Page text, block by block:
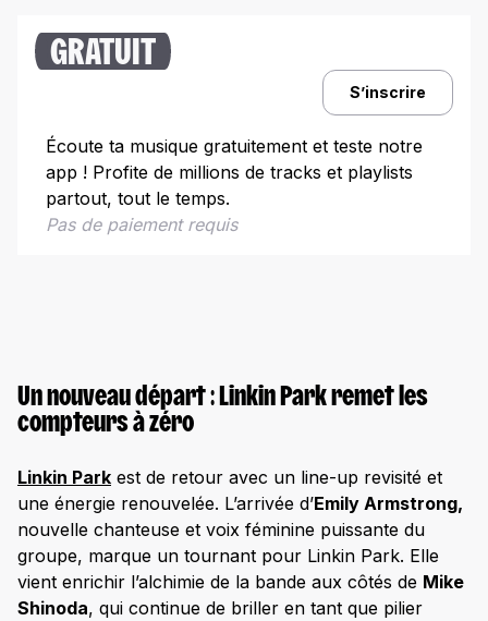
Une tournée mondiale qui s’annonce épique : les
dates
Une évolution sonore marquée par l’héritage de
Chester Bennington
Quelle est la signification du titre de l’album From
Zero ?
Ce qu’on peut attendre de l’album From Zero
GRATUIT
S’inscrire
Écoute ta musique gratuitement et teste notre
app ! Profite de millions de tracks et playlists
partout, tout le temps.
Pas de paiement requis
Un nouveau départ : Linkin Park remet les
compteurs à zéro
Linkin Park est de retour avec un line-up revisité et
une énergie renouvelée. L’arrivée d’Emily Armstrong,
nouvelle chanteuse et voix féminine puissante du
groupe, marque un tournant pour Linkin Park. Elle
vient enrichir l’alchimie de la bande aux côtés de Mike
Shinoda, qui continue de briller en tant que pilier